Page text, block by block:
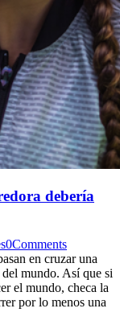
debería
0Comments
en cruzar una
mundo. Así que si
el mundo, checa la
por lo menos una